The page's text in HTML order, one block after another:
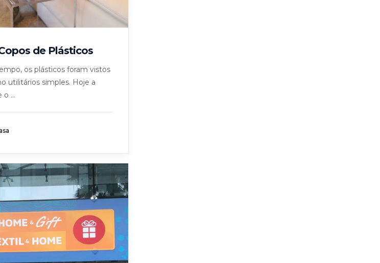
de Plásticos
os plásticos foram vistos
utilitários simples. Hoje a
o ...